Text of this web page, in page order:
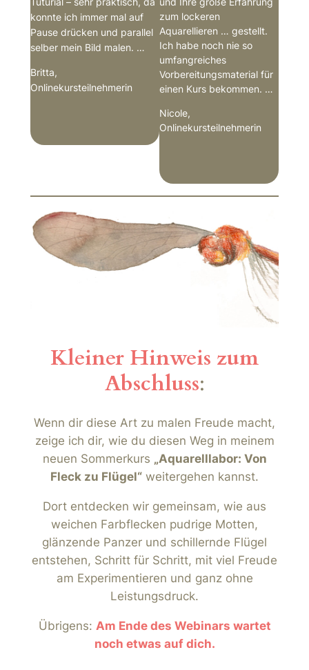
konnte ich immer mal auf
Pause drücken und parallel
selber mein Bild malen. …
Britta,
Onlinekursteilnehmerin
zum lockeren
Aquarellieren … gestellt.
Ich habe noch nie so
umfangreiches
Vorbereitungsmaterial für
einen Kurs bekommen. …
Nicole,
Onlinekursteilnehmerin
Kleiner Hinweis zum
Abschluss:
Wenn dir diese Art zu malen Freude macht,
zeige ich dir, wie du diesen Weg in meinem
neuen Sommerkurs „Aquarelllabor: Von
Fleck zu Flügel“ weitergehen kannst.
Dort entdecken wir gemeinsam, wie aus
weichen Farbflecken pudrige Motten,
glänzende Panzer und schillernde Flügel
entstehen, Schritt für Schritt, mit viel Freude
am Experimentieren und ganz ohne
Leistungsdruck.
Übrigens: Am Ende des Webinars wartet
noch etwas auf dich.